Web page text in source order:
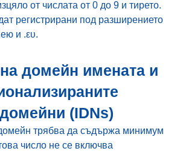
от числата от 0 до 9 и тирето.
регистрирани под разширението
и .ευ.
домейн имената и
(IDNs)
трябва да съдържа минимум
число не се включва